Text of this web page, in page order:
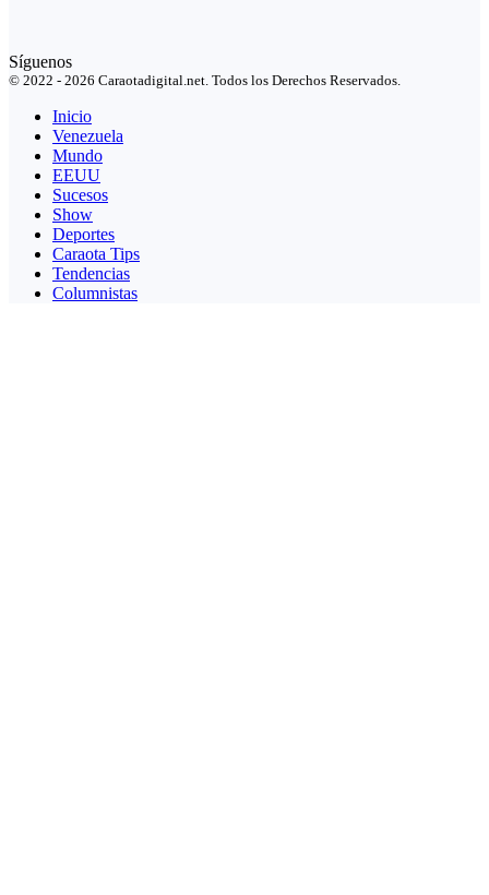
Síguenos
© 2022 - 2026 Caraotadigital.net. Todos los Derechos Reservados.
Inicio
Venezuela
Mundo
EEUU
Sucesos
Show
Deportes
Caraota Tips
Tendencias
Columnistas